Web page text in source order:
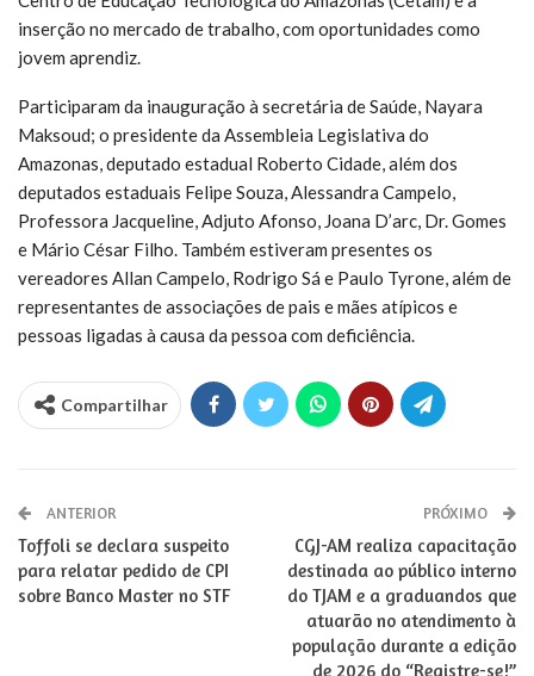
inserção no mercado de trabalho, com oportunidades como
jovem aprendiz.
Participaram da inauguração à secretária de Saúde, Nayara
Maksoud; o presidente da Assembleia Legislativa do
Amazonas, deputado estadual Roberto Cidade, além dos
deputados estaduais Felipe Souza, Alessandra Campelo,
Professora Jacqueline, Adjuto Afonso, Joana D’arc, Dr. Gomes
e Mário César Filho. Também estiveram presentes os
vereadores Allan Campelo, Rodrigo Sá e Paulo Tyrone, além de
representantes de associações de pais e mães atípicos e
pessoas ligadas à causa da pessoa com deficiência.
Compartilhar
ANTERIOR
Toffoli se declara suspeito
para relatar pedido de CPI
sobre Banco Master no STF
PRÓXIMO
CGJ-AM realiza capacitação
destinada ao público interno
do TJAM e a graduandos que
atuarão no atendimento à
população durante a edição
de 2026 do “Registre-se!”